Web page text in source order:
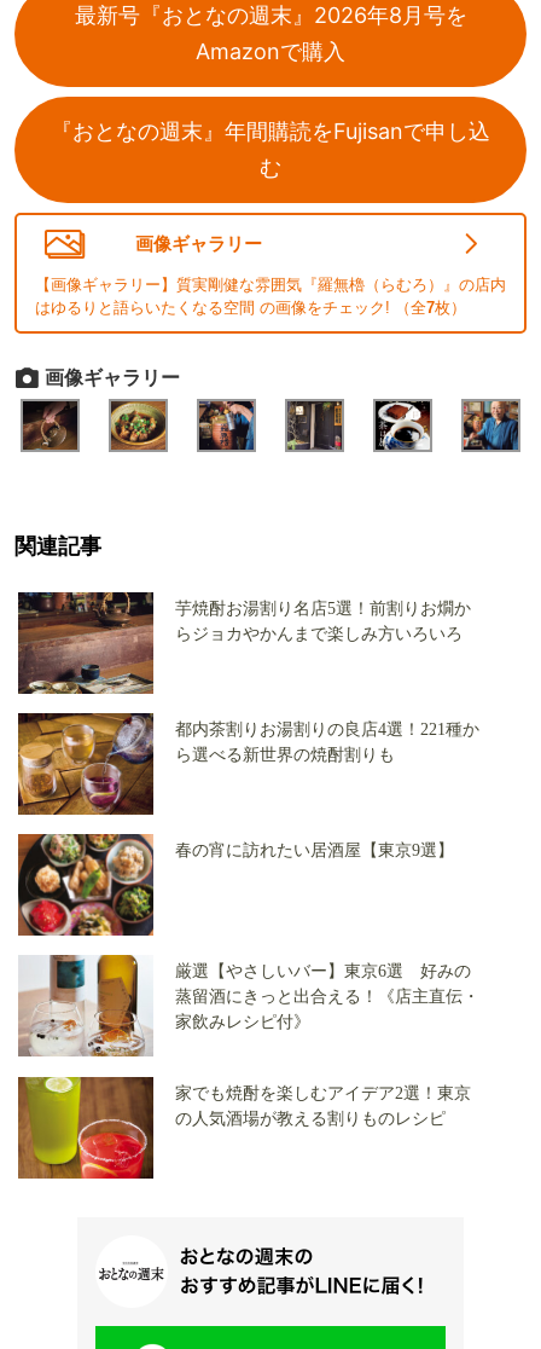
最新号『おとなの週末』2026年8月号を
Amazonで購入
『おとなの週末』年間購読をFujisanで申し込
む
画像ギャラリー
【画像ギャラリー】質実剛健な雰囲気『羅無櫓（らむろ）』の店内
はゆるりと語らいたくなる空間 の画像をチェック! （全7枚）
画像ギャラリー
関連記事
芋焼酎お湯割り名店5選！前割りお燗か
らジョカやかんまで楽しみ方いろいろ
都内茶割りお湯割りの良店4選！221種か
ら選べる新世界の焼酎割りも
春の宵に訪れたい居酒屋【東京9選】
厳選【やさしいバー】東京6選 好みの
蒸留酒にきっと出合える！《店主直伝・
家飲みレシピ付》
家でも焼酎を楽しむアイデア2選！東京
の人気酒場が教える割りものレシピ